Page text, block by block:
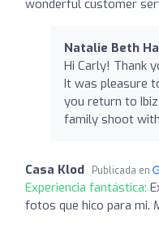
wonderful customer
Natalie Beth
Hi Carly! Thank
It was pleasure
you return to
family shoot
Casa Klod Publicada en
Experiencia fantástica:
fotos que hico para mi.